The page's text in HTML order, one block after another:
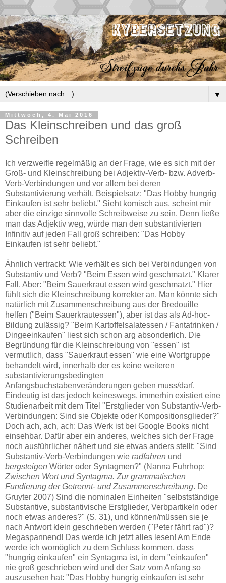
▼
Mittwoch, 4. Mai 2016
Das Kleinschreiben und das groß
Schreiben
Ich verzweifle regelmäßig an der Frage, wie es sich mit der
Groß- und Kleinschreibung bei Adjektiv-Verb- bzw. Adverb-
Verb-Verbindungen und vor allem bei deren
Substantivierung verhält. Beispielsatz: "Das Hobby hungrig
Einkaufen ist sehr beliebt." Sieht komisch aus, scheint mir
aber die einzige sinnvolle Schreibweise zu sein. Denn ließe
man das Adjektiv weg, würde man den substantivierten
Infinitiv auf jeden Fall groß schreiben: "Das Hobby
Einkaufen ist sehr beliebt."
Ähnlich vertrackt: Wie verhält es sich bei Verbindungen von
Substantiv und Verb? "Beim Essen wird geschmatzt." Klarer
Fall. Aber: "Beim Sauerkraut essen wird geschmatzt." Hier
fühlt sich die Kleinschreibung korrekter an. Man könnte sich
natürlich mit Zusammenschreibung aus der Bredouille
helfen ("Beim Sauerkrautessen"), aber ist das als Ad-hoc-
Bildung zulässig? "Beim Kartoffelsalatessen / Fantatrinken /
Dingeeinkaufen" liest sich schon arg absonderlich. Die
Begründung für die Kleinschreibung von "essen" ist
vermutlich, dass "Sauerkraut essen" wie eine Wortgruppe
behandelt wird, innerhalb der es keine weiteren
substantivierungsbedingten
Anfangsbuchstabenveränderungen geben muss/darf.
Eindeutig ist das jedoch keineswegs, immerhin existiert eine
Studienarbeit mit dem Titel "Erstglieder von Substantiv-Verb-
Verbindungen: Sind sie Objekte oder Kompositionsglieder?"
Doch ach, ach, ach: Das Werk ist bei Google Books nicht
einsehbar. Dafür aber ein anderes, welches sich der Frage
noch ausführlicher nähert und sie etwas anders stellt: "Sind
Substantiv-Verb-Verbindungen wie radfahren und
bergsteigen Wörter oder Syntagmen?" (Nanna Fuhrhop:
Zwischen Wort und Syntagma. Zur grammatischen
Fundierung der Getrennt- und Zusammenschreibung. De
Gruyter 2007) Sind die nominalen Einheiten "selbstständige
Substantive, substantivische Erstglieder, Verbpartikeln oder
noch etwas anderes?" (S. 31), und können/müssen sie je
nach Antwort klein geschrieben werden ("Peter fährt rad")?
Megaspannend! Das werde ich jetzt alles lesen! Am Ende
werde ich womöglich zu dem Schluss kommen, dass
"hungrig einkaufen" ein Syntagma ist, in dem "einkaufen"
nie groß geschrieben wird und der Satz vom Anfang so
auszusehen hat: "Das Hobby hungrig einkaufen ist sehr